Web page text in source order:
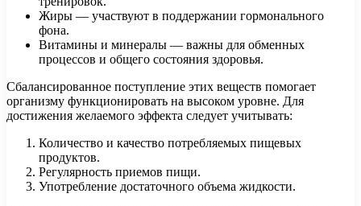
Жиры — участвуют в поддержании гормонального
фона.
Витамины и минералы — важны для обменных
процессов и общего состояния здоровья.
Сбалансированное поступление этих веществ помогает
организму функционировать на высоком уровне. Для
достижения желаемого эффекта следует учитывать:
Количество и качество потребляемых пищевых
продуктов.
Регулярность приемов пищи.
Употребление достаточного объема жидкости.